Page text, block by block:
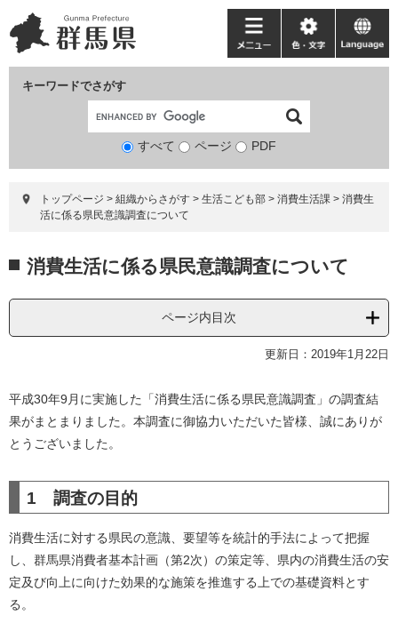
ー
ジ
ニ
ュ
て
キーワードでさがす
検
象
すべて ページ PDF
メ
ニ
ー
色・
文
language
トップページ > 組織からさがす > 生活こども部 > 消費生活課 > 消費生
活に係る県民意識調査について
文 消費生活に係る県民意識調査について
ページ内目次
更新日：2019年1月22日
平成30年9月に実施した「消費生活に係る県民意識調査」の調査結
果がまとまりました。本調査に御協力いただいた皆様、誠にありが
とうございました。
1 調査の目的
消費生活に対する県民の意識、要望等を統計的手法によって把握
し、群馬県消費者基本計画（第2次）の策定等、県内の消費生活の安
定及び向上に向けた効果的な施策を推進する上での基礎資料とす
る。